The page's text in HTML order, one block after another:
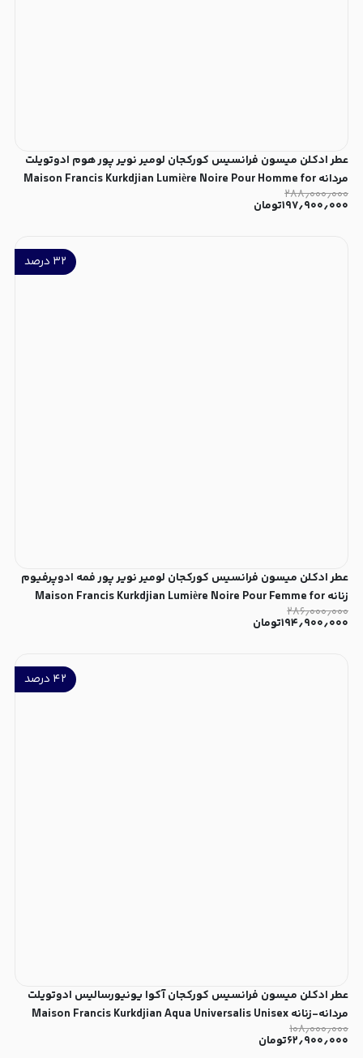
عطر ادکلن میسون فرانسیس کورکجان لومیر نویر پور هوم ادوتویلت
مردانه Maison Francis Kurkdjian Lumière Noire Pour Homme for
Men EDT
۲۸۸٫۰۰۰٫۰۰۰
۱۹۷٫۹۰۰٫۰۰۰تومان
۳۲ درصد
عطر ادکلن میسون فرانسیس کورکجان لومیر نویر پور فمه ادوپرفیوم
زنانه Maison Francis Kurkdjian Lumière Noire Pour Femme for
Women EDP
۲۸۶٫۰۰۰٫۰۰۰
۱۹۴٫۹۰۰٫۰۰۰تومان
۴۲ درصد
عطر ادکلن میسون فرانسیس کورکجان آکوا یونیورسالیس ادوتویلت
مردانه-زنانه Maison Francis Kurkdjian Aqua Universalis Unisex
EDT
۱۰۸٫۰۰۰٫۰۰۰
۶۲٫۹۰۰٫۰۰۰تومان